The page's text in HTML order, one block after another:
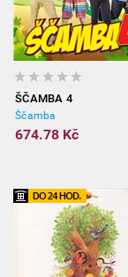
ŠČAMBA 4
Ščamba
674.78 Kč